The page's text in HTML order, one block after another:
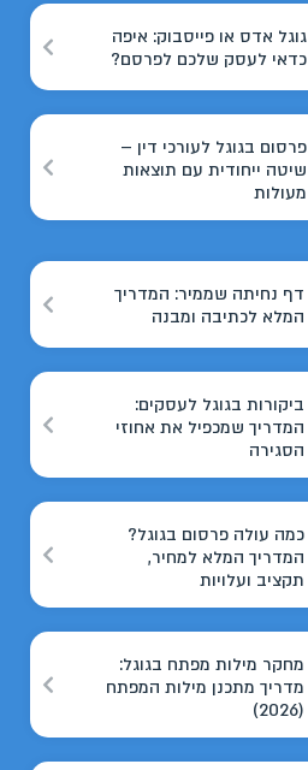
גוגל אדס או פייסבוק: איפה
כדאי לעסק שלכם לפרסם?
פרסום בגוגל לעורכי דין –
שיטה ייחודית עם תוצאות
מעולות
דף נחיתה שממיר: המדריך
המלא לכתיבה ומבנה
ביקורות בגוגל לעסקים:
המדריך שמכפיל את אחוזי
הסגירה
כמה עולה פרסום בגוגל?
המדריך המלא למחיר,
תקציב ועלויות
מחקר מילות מפתח בגוגל:
מדריך מתכנן מילות המפתח
(2026)